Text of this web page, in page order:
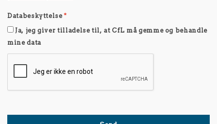
Databeskyttelse*
Ja, jeg giver tilladelse til, at CfL må gemme og behandle
mine data